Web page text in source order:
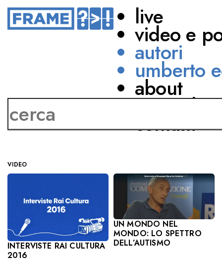
live
video e
autori
umberto
about
network
contatti
Giuseppe Maurizio
Arduino
VIDEO
INTERVISTE RAI CULTURA
2016
UN MONDO NEL
MONDO: LO SPETTRO
DELL’AUTISMO